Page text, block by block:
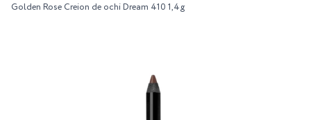
Golden Rose Creion de ochi Dream 410 1,4g